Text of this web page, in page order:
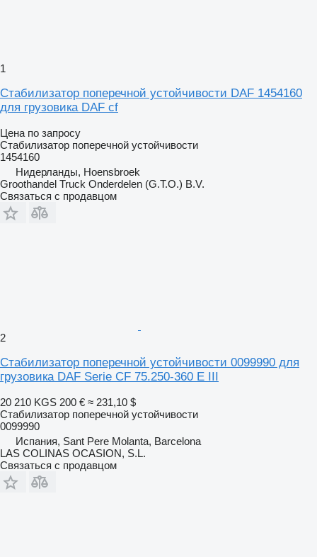
1
Стабилизатор поперечной устойчивости DAF 1454160
для грузовика DAF cf
Цена по запросу
Стабилизатор поперечной устойчивости
1454160
Нидерланды, Hoensbroek
Groothandel Truck Onderdelen (G.T.O.) B.V.
Связаться с продавцом
2
Стабилизатор поперечной устойчивости 0099990 для
грузовика DAF Serie CF 75.250-360 E III
20 210 KGS 200 € ≈ 231,10 $
Стабилизатор поперечной устойчивости
0099990
Испания, Sant Pere Molanta, Barcelona
LAS COLINAS OCASION, S.L.
Связаться с продавцом